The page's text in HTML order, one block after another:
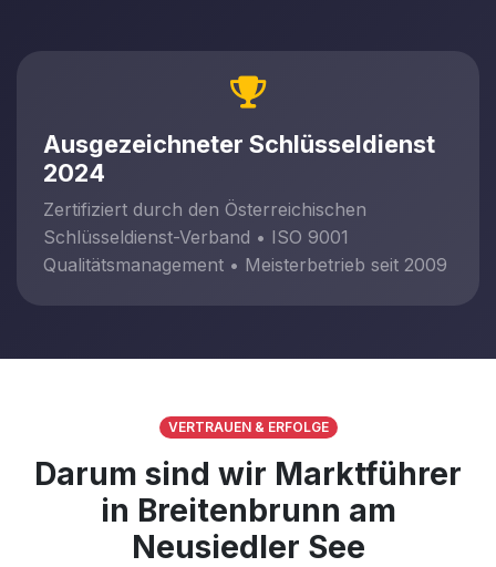
Ausgezeichneter Schlüsseldienst
2024
Zertifiziert durch den Österreichischen
Schlüsseldienst-Verband • ISO 9001
Qualitätsmanagement • Meisterbetrieb seit 2009
VERTRAUEN & ERFOLGE
Darum sind wir Marktführer
in Breitenbrunn am
Neusiedler See